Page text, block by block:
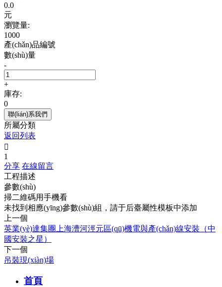
0.0
元
瀏覽量:
1000
產(chǎn)品編號
數(shù)量
-
+
庫存:
0
聯(lián)系我們
所屬分類
返回列表

1
分享 在線留言
工程描述
參數(shù)
掃二維碼用手機看
未找到相應(yīng)參數(shù)組，請于后臺屬性模板中添加
上一個
英業(yè)達集團上海漕河涇元區(qū)機電與產(chǎn)線安裝（中
國安裝之星）
下一個
吊裝現(xiàn)場
首頁